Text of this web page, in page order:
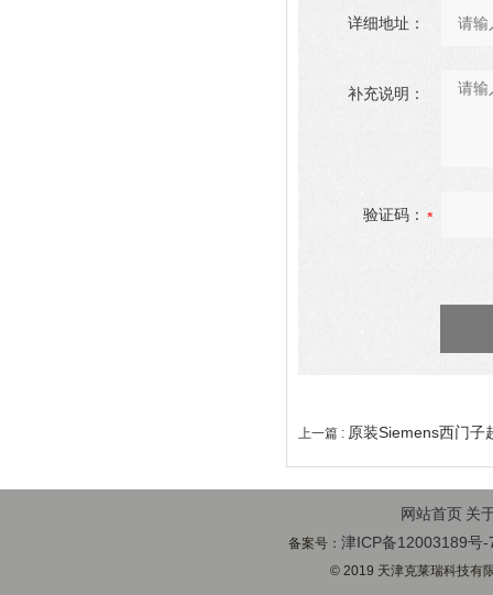
详细地址：
补充说明：
验证码：
上一篇 : 原装Siemens西门子
网站首页 关
备案号：津ICP备12003189号-
© 2019 天津克莱瑞科技有